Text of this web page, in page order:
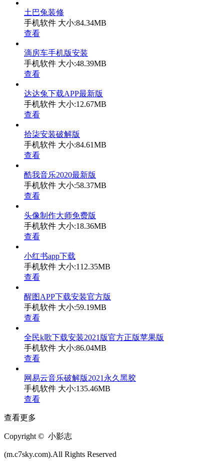
土巴兔装修
手机软件 大小:84.34MB
查看
滴房车手机版安装
手机软件 大小:48.39MB
查看
达达兔下载APP最新版
手机软件 大小:12.67MB
查看
拾柒安装破解版
手机软件 大小:84.61MB
查看
酷我音乐2020最新版
手机软件 大小:58.37MB
查看
头像制作大师免费版
手机软件 大小:18.36MB
查看
小红书app下载
手机软件 大小:112.35MB
查看
醒图APP下载安装官方版
手机软件 大小:59.19MB
查看
全民k歌下载安装2021版官方正版苹果版
手机软件 大小:86.04MB
查看
网易云音乐破解版2021永久黑胶
手机软件 大小:135.46MB
查看
查看更多
Copyright © 小影志
(m.c7sky.com).All Rights Reserved